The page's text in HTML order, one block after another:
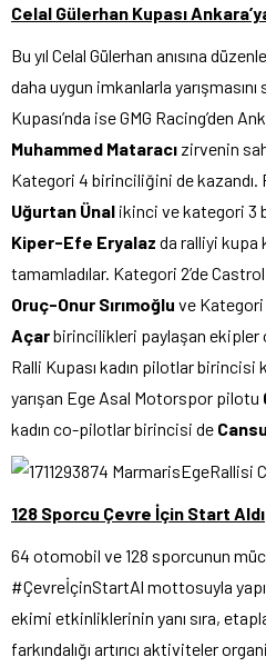
Celal Gülerhan Kupası
Bu yıl Celal Gülerhan anısına
daha uygun imkanlarla
Kupası’nda ise GMG Racing’den
Muhammed Mataracı zirvenin
Kategori 4 birinciliğini de kazandı.
Uğurtan Ünal ikinci ve kategori 3
Kiper-Efe Eryalaz da ralliyi kupa
tamamladılar. Kategori 2’de
Oruç-Onur Sırımoğlu ve Kategori
Açarbirincilikleri paylaşan ekipler
Ralli Kupası kadın pilotlar birincisi
yarışan Ege Asal Motorspor pilotu
kadın co-pilotlar birincisi de
128 Sporcu Çevre İçin Start Aldı
64 otomobil ve 128 sporcunun
#ÇevreİçinStartAl mottosuyla
ekimi etkinliklerinin yanı sıra,
farkındalığı artırıcı aktiviteler